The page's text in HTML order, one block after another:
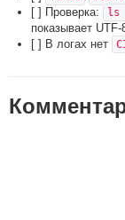
[ ] Проверка: ls
показывает UTF-
[ ] В логах нет